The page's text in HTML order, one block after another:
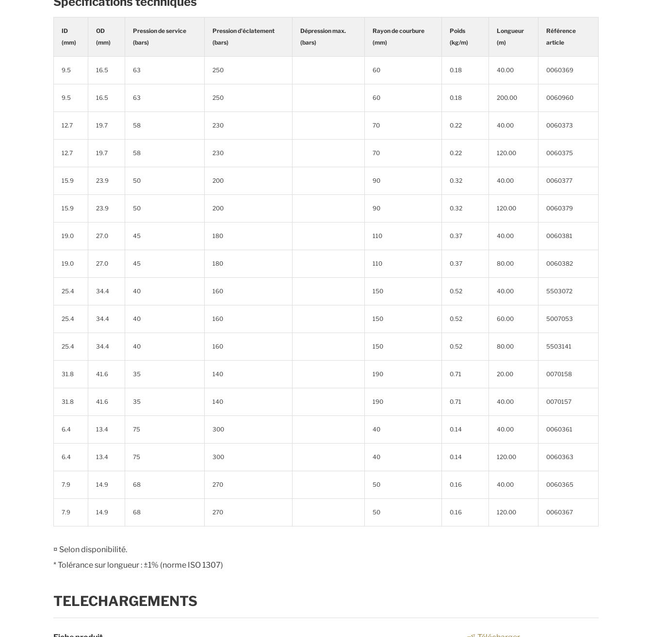
ID
(mm)
OD
(mm)
Pression de service
(bars)
Pression d'éclatement
(bars)
Dépression max.
(bars)
Rayon de courbure
(mm)
Poids
(kg/m)
Longueur
(m)
Référence
article
9.5 16.5 63 250 60 0.18 40.00 0060369
9.5 16.5 63 250 60 0.18 200.00 0060960
12.7 19.7 58 230 70 0.22 40.00 0060373
12.7 19.7 58 230 70 0.22 120.00 0060375
15.9 23.9 50 200 90 0.32 40.00 0060377
15.9 23.9 50 200 90 0.32 120.00 0060379
19.0 27.0 45 180 110 0.37 40.00 0060381
19.0 27.0 45 180 110 0.37 80.00 0060382
25.4 34.4 40 160 150 0.52 40.00 5503072
25.4 34.4 40 160 150 0.52 60.00 5007053
25.4 34.4 40 160 150 0.52 80.00 5503141
31.8 41.6 35 140 190 0.71 20.00 0070158
31.8 41.6 35 140 190 0.71 40.00 0070157
6.4 13.4 75 300 40 0.14 40.00 0060361
6.4 13.4 75 300 40 0.14 120.00 0060363
7.9 14.9 68 270 50 0.16 40.00 0060365
7.9 14.9 68 270 50 0.16 120.00 0060367
¤ Selon disponibilité.
* Tolérance sur longueur : ±1% (norme ISO 1307)
TELECHARGEMENTS